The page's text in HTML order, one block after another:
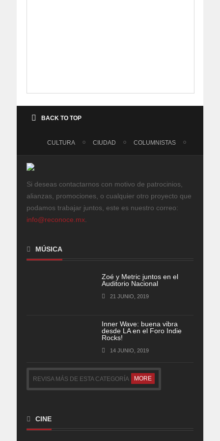
BACK TO TOP
CULTURA CIUDAD COLUMNISTAS
Si deseas contactarnos con motivo de patrocinios,
alianzas, promociones, o cualquier otro proyecto que
podamos trabajar juntos, este es nuestro correo:
info@reconoce.mx
MÚSICA
Zoé y Metric juntos en el
Auditorio Nacional
21 JUNIO, 2019
Inner Wave: buena vibra
desde LA en el Foro Indie
Rocks!
14 JUNIO, 2019
REVISA MÁS DE ESTA CATEGORÍA MORE
CINE